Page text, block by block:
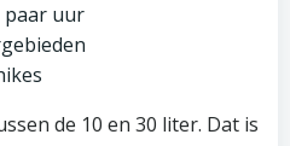
paar uur
de 10 en 30 liter. Dat is